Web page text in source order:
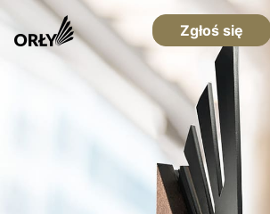
Zgłoś się